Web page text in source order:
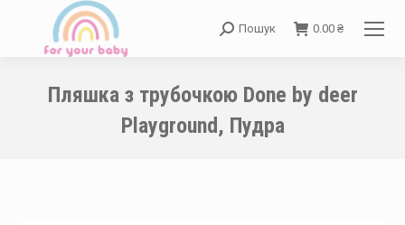
Search:
Пошук 0.00 ₴
Пляшка з трубочкою Done by deer
Playground, Пудра